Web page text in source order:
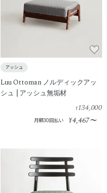
アッシュ
Luu Ottoman ノルディックアッ
シュ | アッシュ無垢材
¥134,000
月額30回払い ¥4,467〜